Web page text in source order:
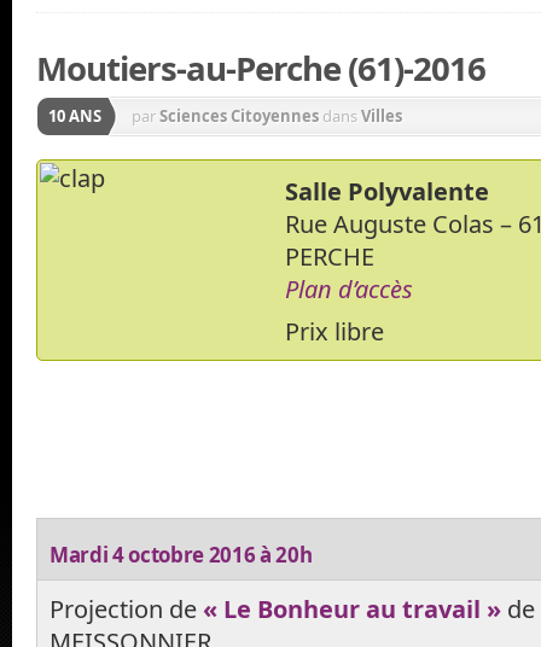
Moutiers-au-Perche (61)-2016
10 ANS parSciences Citoyennes dansVilles
Salle Polyvalente
Rue Auguste Colas –
PERCHE
Plan d’accès
Prix libre
Mardi 4 octobre 2016 à 20h
Projection de « Le Bonheur au travail »